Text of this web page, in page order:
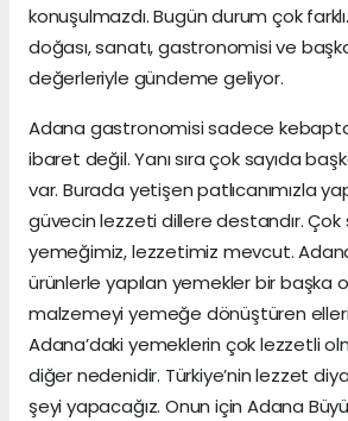
konuşulmazdı. Bugün durum çok
doğası, sanatı, gastronomisi ve
değerleriyle gündeme geliyor.
Adana gastronomisi sadece
ibaret değil. Yanı sıra çok sayıda
var. Burada yetişen patlıcanımızla
güvecin lezzeti dillere destandır. Çok
yemeğimiz, lezzetimiz mevcut.
ürünlerle yapılan yemekler bir başka
malzemeyi yemeğe dönüştüren
Adana’daki yemeklerin çok lezzetli
diğer nedenidir. Türkiye’nin lezzet
şeyi yapacağız. Onun için Adana